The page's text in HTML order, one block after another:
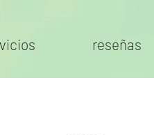
reseñas